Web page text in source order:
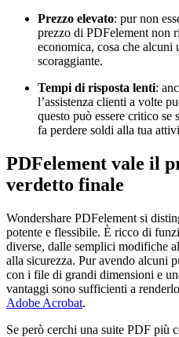
Prezzo elevato: pur non
prezzo di PDFelement non
economica, cosa che alcuni
scoraggiante.
Tempi di risposta lenti:
l’assistenza clienti a volte
questo può essere critico
fa perdere soldi alla tua
PDFelement vale il
verdetto finale
Wondershare PDFelement si
potente e flessibile. È ricco di
diverse, dalle semplici modifiche
alla sicurezza. Pur avendo alcuni
con i file di grandi dimensioni e
vantaggi sono sufficienti a
Adobe Acrobat.
Se però cerchi una suite PDF più